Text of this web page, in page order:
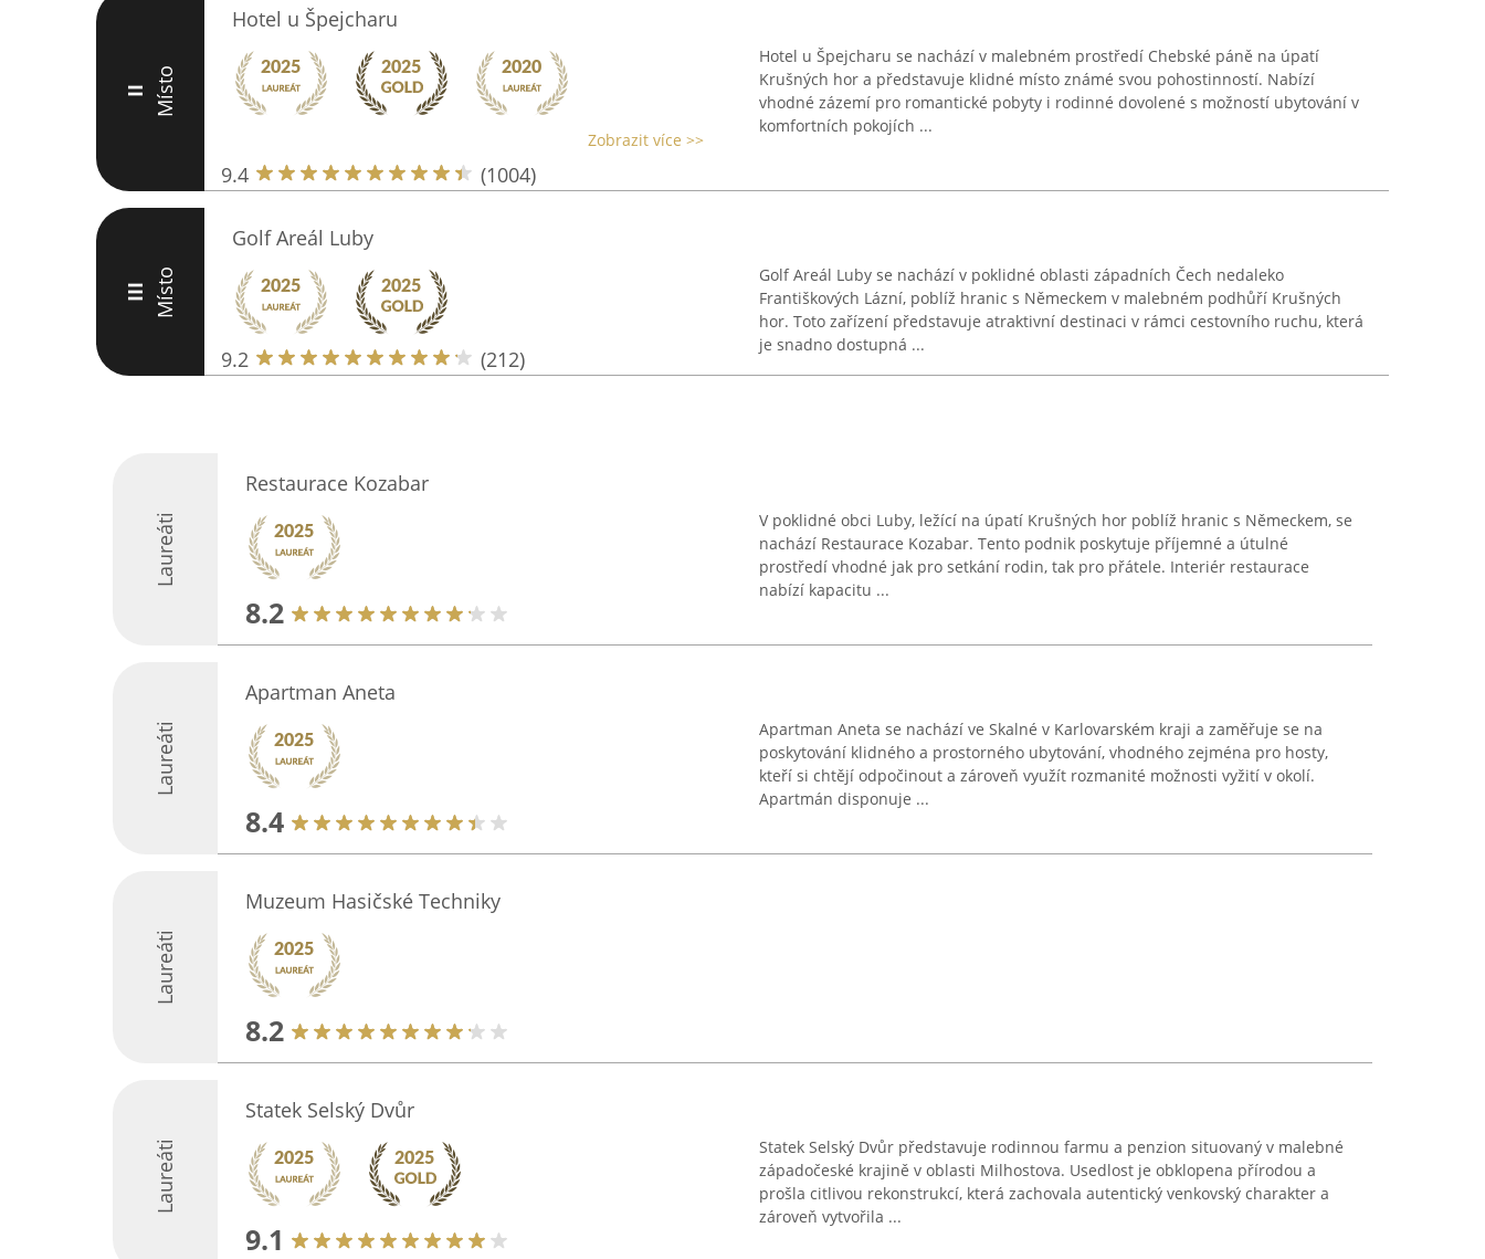
II Místo
Hotel u Špejcharu
Zobrazit více >>
9.4 (1004)
Hotel u Špejcharu se nachází v malebném prostředí Chebské páně na úpatí
Krušných hor a představuje klidné místo známé svou pohostinností. Nabízí
vhodné zázemí pro romantické pobyty i rodinné dovolené s možností ubytování v
komfortních pokojích ...
III Místo
Golf Areál Luby
9.2 (212)
Golf Areál Luby se nachází v poklidné oblasti západních Čech nedaleko
Františkových Lázní, poblíž hranic s Německem v malebném podhůří Krušných
hor. Toto zařízení představuje atraktivní destinaci v rámci cestovního ruchu, která
je snadno dostupná ...
Laureáti
Restaurace Kozabar
8.2
V poklidné obci Luby, ležící na úpatí Krušných hor poblíž hranic s Německem, se
nachází Restaurace Kozabar. Tento podnik poskytuje příjemné a útulné
prostředí vhodné jak pro setkání rodin, tak pro přátele. Interiér restaurace
nabízí kapacitu ...
Laureáti
Apartman Aneta
8.4
Apartman Aneta se nachází ve Skalné v Karlovarském kraji a zaměřuje se na
poskytování klidného a prostorného ubytování, vhodného zejména pro hosty,
kteří si chtějí odpočinout a zároveň využít rozmanité možnosti vyžití v okolí.
Apartmán disponuje ...
Laureáti
Muzeum Hasičské Techniky
8.2
Laureáti
Statek Selský Dvůr
9.1
Statek Selský Dvůr představuje rodinnou farmu a penzion situovaný v malebné
západočeské krajině v oblasti Milhostova. Usedlost je obklopena přírodou a
prošla citlivou rekonstrukcí, která zachovala autentický venkovský charakter a
zároveň vytvořila ...